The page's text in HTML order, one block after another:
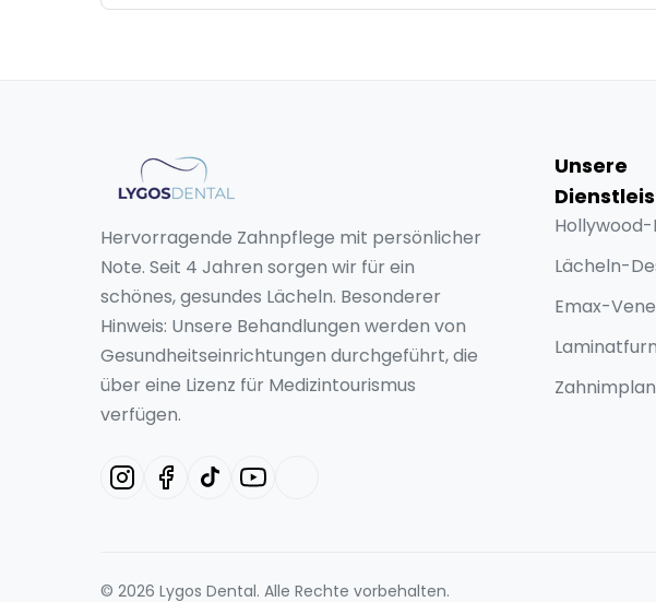
Hervorragende Zahnpflege mit persönlicher
Note. Seit 4 Jahren sorgen wir für ein
schönes, gesundes Lächeln. Besonderer
Hinweis: Unsere Behandlungen werden von
Gesundheitseinrichtungen durchgeführt, die
über eine Lizenz für Medizintourismus
verfügen.
Unsere
Lächeln-
Emax-
© 2026 Lygos Dental. Alle Rechte vorbehalten.